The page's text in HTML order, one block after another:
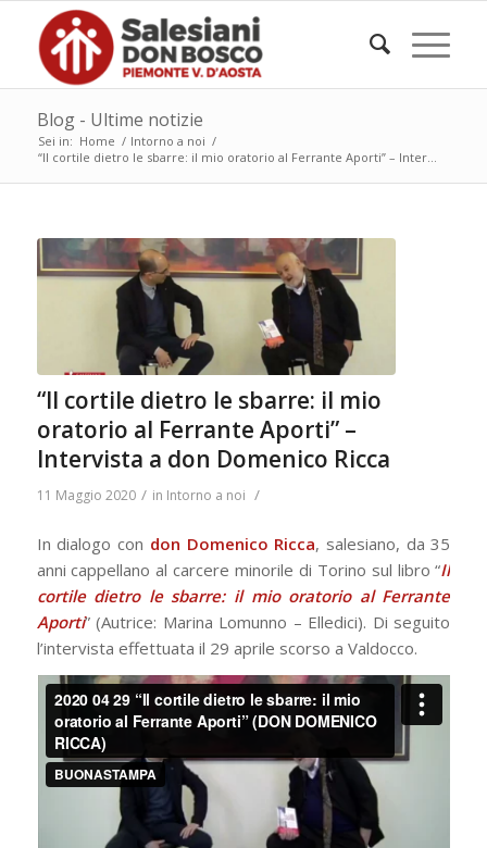
Blog - Ultime notizie
Sei in: Home / Intorno a noi /
“Il cortile dietro le sbarre: il mio oratorio al Ferrante Aporti” – Inter...
“Il cortile dietro le sbarre: il mio
oratorio al Ferrante Aporti” –
Intervista a don Domenico Ricca
11 Maggio 2020 / in Intorno a noi /
In dialogo con don Domenico Ricca, salesiano, da 35
anni cappellano al carcere minorile di Torino sul libro “Il
cortile dietro le sbarre: il mio oratorio al Ferrante
Aporti” (Autrice: Marina Lomunno – Elledici). Di seguito
l’intervista effettuata il 29 aprile scorso a Valdocco.